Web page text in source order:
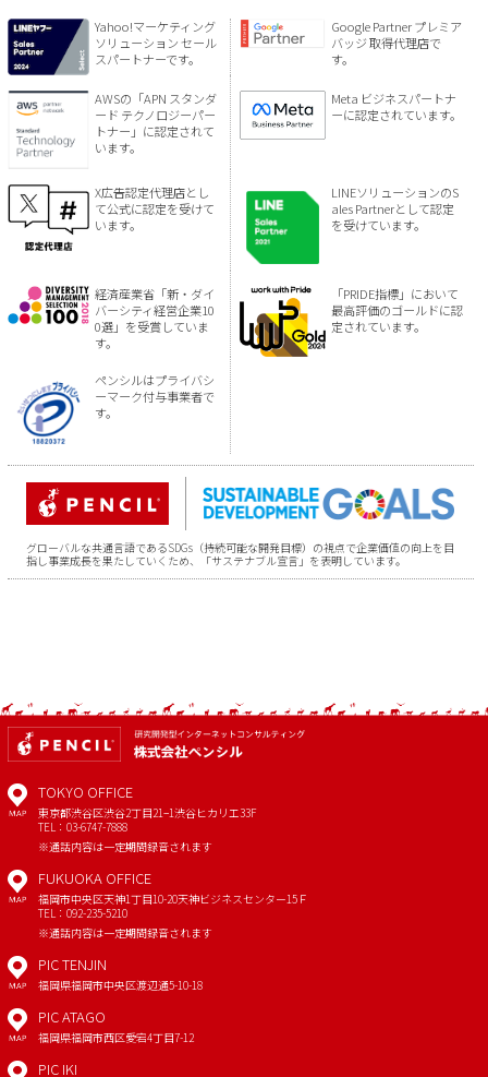
Yahoo!マーケティング
ソリューション セール
スパートナーです。
Google Partner プレミア
バッジ 取得代理店で
す。
AWSの「APN スタンダ
ード テクノロジーパー
トナー」に認定されて
います。
Meta ビジネスパートナ
ーに認定されています。
X広告認定代理店とし
て公式に認定を受けて
います。
LINEソリューションのS
ales Partnerとして認定
を受けています。
経済産業省「新・ダイ
バーシティ経営企業10
0選」を受賞していま
す。
「PRIDE指標」において
最高評価のゴールドに認
定されています。
ペンシルはプライバシ
ーマーク付与事業者で
す。
グローバルな共通言語であるSDGs（持続可能な開発目標）の視点で企業価値の向上を目
指し事業成長を果たしていくため、「サステナブル宣言」を表明しています。
MAP
TOKYO OFFICE
東京都渋谷区渋谷2丁目21−1渋谷ヒカリエ33F
TEL：03-6747-7888
※通話内容は一定期間録音されます
MAP
FUKUOKA OFFICE
福岡市中央区天神1丁目10-20天神ビジネスセンター15Ｆ
TEL：092-235-5210
※通話内容は一定期間録音されます
MAP
PIC TENJIN
福岡県福岡市中央区渡辺通5-10-18
MAP
PIC ATAGO
福岡県福岡市西区愛宕4丁目7-12
PIC IKI